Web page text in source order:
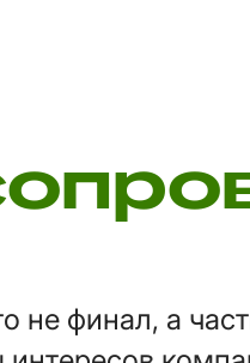
не финал, а